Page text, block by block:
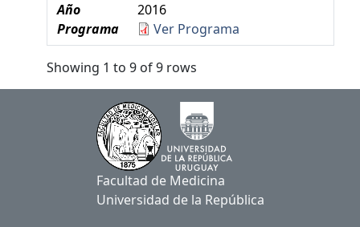
Año
2016
Programa
Ver Programa
Showing 1 to 9 of 9 rows
Facultad de Medicina
Universidad de la República